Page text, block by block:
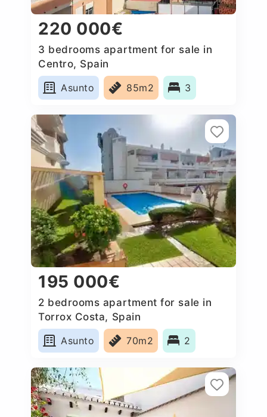
220 000€
3 bedrooms apartment for sale in
Centro, Spain
Asunto
85m2 3
195 000€
2 bedrooms apartment for sale in
Torrox Costa, Spain
Asunto
70m2 2